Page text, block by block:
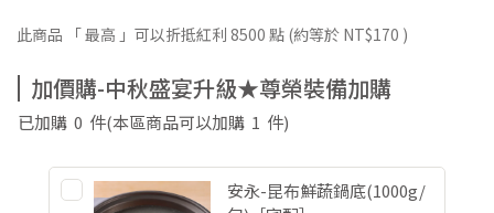
此商品 「 最高 」可以折抵紅利 8500 點 (約等於 NT$170 )
加價購-中秋盛宴升級★尊榮裝備加購
已加購 0 件(本區商品可以加購 1 件)
安永-昆布鮮蔬鍋底(1000g/